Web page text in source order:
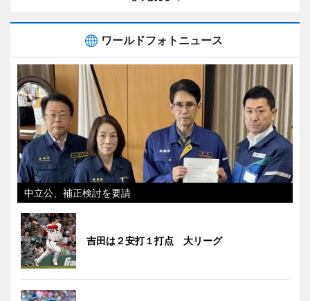
ワールドフォトニュース
中立公、補正検討を要請
吉田は２安打１打点 大リーグ